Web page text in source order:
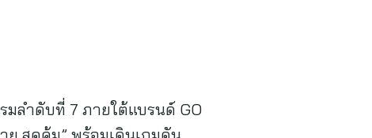
ลำดับที่ 7 ภายใต้แบรนด์ GO